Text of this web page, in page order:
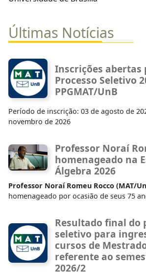
Últimas Notícias
Inscrições abertas
Processo Seletivo
PPGMAT/UnB
Período de inscrição: 03 de agosto de
novembro de 2026
Professor Noraí
homenageado na
Álgebra 2026
Professor Noraí Romeu Rocco (MAT/
homenageado por ocasião de seus 75
Resultado final do
seletivo para
cursos de
referente ao
2026/2